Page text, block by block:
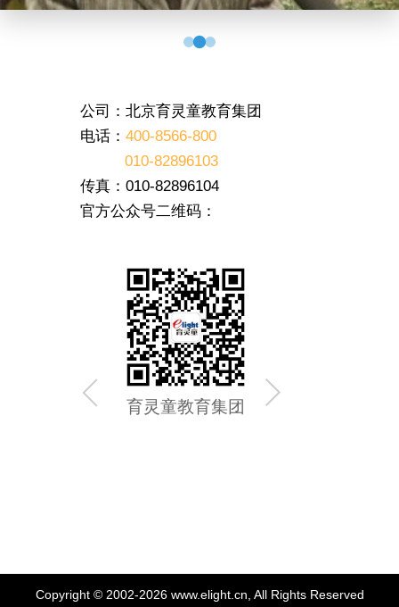
公司：北京育灵童教育集团
电话： 400-8566-800
010-82896103
传真：010-82896104
官方公众号二维码：
育灵童教育集团
Copyright © 2002-2026 www.elight.cn, All Rights Reserved